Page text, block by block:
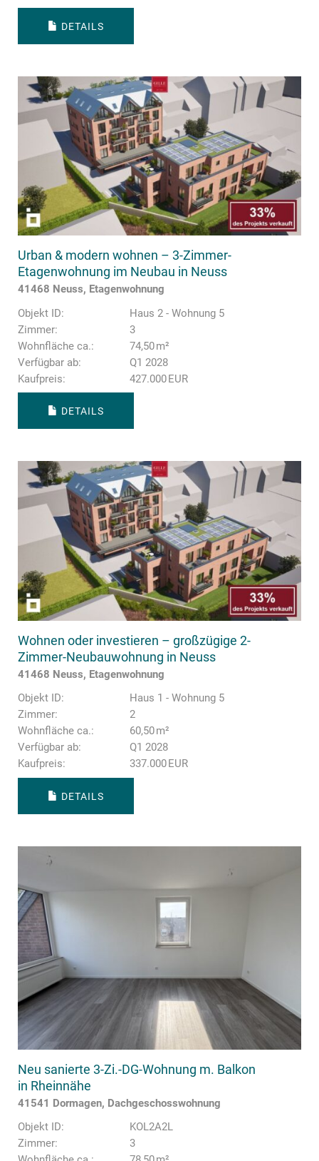
DETAILS
Urban & modern wohnen – 3-Zimmer-
Etagenwohnung im Neubau in Neuss
41468 Neuss, Etagenwohnung
Objekt ID:
Haus 2 - Wohnung 5
Zimmer:
3
Wohnfläche ca.:
74,50 m²
Verfügbar ab:
Q1 2028
Kaufpreis:
427.000 EUR
DETAILS
Wohnen oder investieren – großzügige 2-
Zimmer-Neubauwohnung in Neuss
41468 Neuss, Etagenwohnung
Objekt ID:
Haus 1 - Wohnung 5
Zimmer:
2
Wohnfläche ca.:
60,50 m²
Verfügbar ab:
Q1 2028
Kaufpreis:
337.000 EUR
DETAILS
Neu sanierte 3-Zi.-DG-Wohnung m. Balkon
in Rheinnähe
41541 Dormagen, Dachgeschosswohnung
Objekt ID:
KOL2A2L
Zimmer:
3